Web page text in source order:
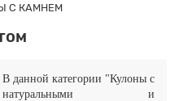
С КАМНЕМ
В данной категории "Кулоны с
натуральными и